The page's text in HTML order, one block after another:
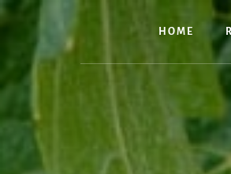
Inhalt
HOME